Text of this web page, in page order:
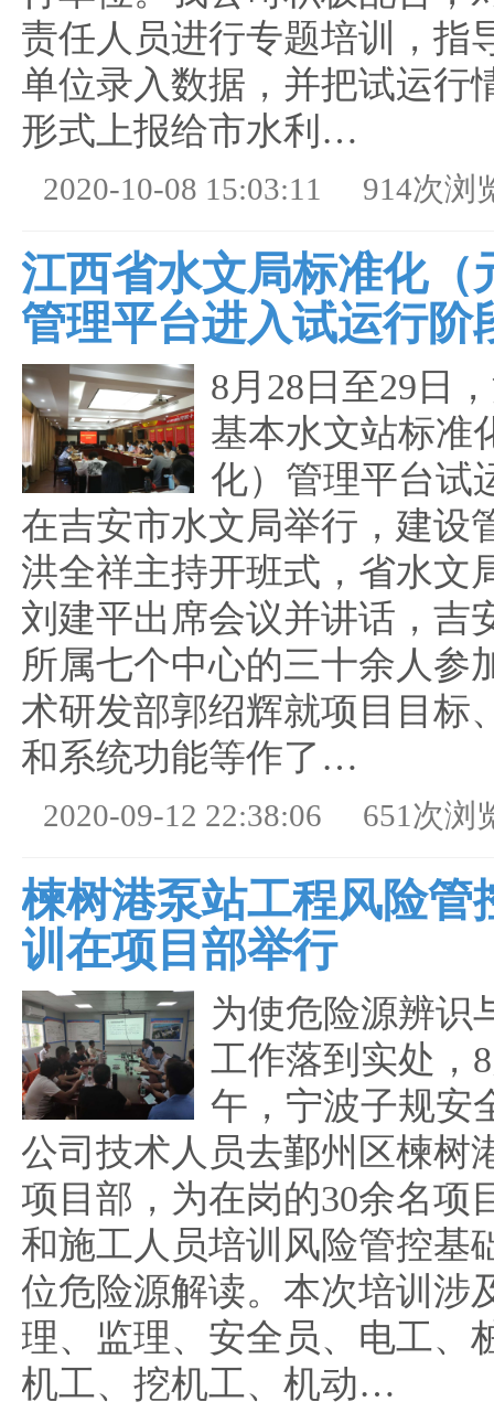
责任人员进行专题培训，指
单位录入数据，并把试运行
形式上报给市水利…
2020-10-08 15:03:11 914次浏
江西省水文局标准化（
管理平台进入试运行阶
8月28日至29日
基本水文站标准
化）管理平台试
在吉安市水文局举行，建设
洪全祥主持开班式，省水文
刘建平出席会议并讲话，吉
所属七个中心的三十余人参
术研发部郭绍辉就项目目标
和系统功能等作了…
2020-09-12 22:38:06 651次浏
楝树港泵站工程风险管
训在项目部举行
为使危险源辨识
工作落到实处，
午，宁波子规安
公司技术人员去鄞州区楝树
项目部，为在岗的30余名项
和施工人员培训风险管控基
位危险源解读。本次培训涉
理、监理、安全员、电工、
机工、挖机工、机动…